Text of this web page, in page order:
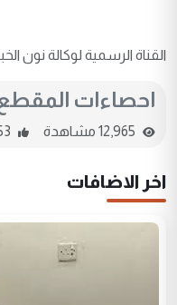
القناة الرسمية لوكالة نون
احصاءات
اخر الاضافات